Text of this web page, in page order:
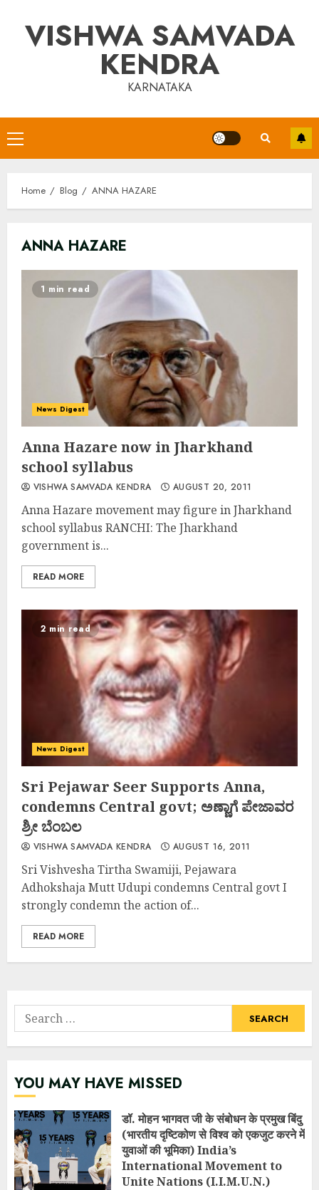
contentVISHWA SAMVADA
KENDRA
KARNATAKA
Primary
Menu
Home Blog ANNA HAZARE
ANNA HAZARE
1 min read
News Digest
Anna Hazare now in Jharkhand
school syllabus
VISHWA SAMVADA KENDRA AUGUST 20, 2011
Anna Hazare movement may figure in Jharkhand
school syllabus RANCHI: The Jharkhand
government is...
READ MORE
2 min read
News Digest
Sri Pejawar Seer Supports Anna,
condemns Central govt; ಅಣ್ಣಾಗೆ ಪೇಜಾವರ
ಶ್ರೀ ಬೆಂಬಲ
VISHWA SAMVADA KENDRA AUGUST 16, 2011
Sri Vishvesha Tirtha Swamiji, Pejawara
Adhokshaja Mutt Udupi condemns Central govt I
strongly condemn the action of...
READ MORE
Search
for:
YOU MAY HAVE MISSED
डॉ. मोहन भागवत जी के संबोधन के प्रमुख बिंदु
(भारतीय दृष्टिकोण से विश्व को एकजुट करने में
युवाओं की भूमिका) India’s
International Movement to
Unite Nations (I.I.M.U.N.)